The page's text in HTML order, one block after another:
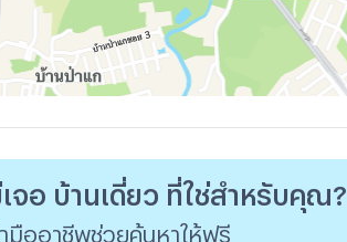
เจอ บ้านเดี่ยว ที่ใช่สำหรับคุณ?
มืออาชีพช่วยค้นหาให้ฟรี